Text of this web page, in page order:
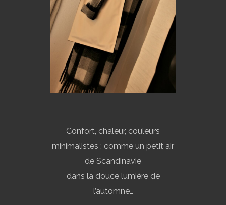
Confort, chaleur, couleurs
minimalistes : comme un petit air
de Scandinavie
dans la douce lumière de
l’automne…